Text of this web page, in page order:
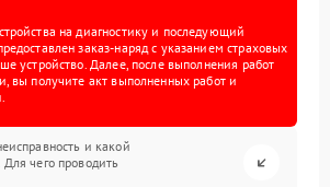
на диагностику и последующий
заказ-наряд с указанием страховых
устройство. Далее, после выполнения работ
вы получите акт выполненных работ и
и какой
чего проводить